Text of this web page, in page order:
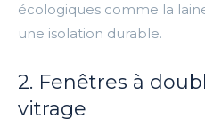
écologiques comme la
une isolation durable.
2. Fenêtres à
vitrage